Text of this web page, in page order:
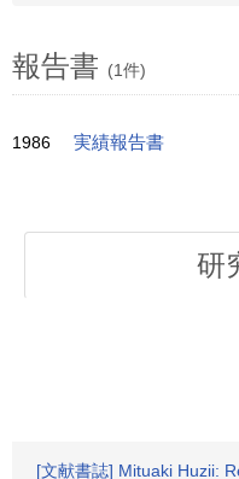
報告書 (1件)
1986 実績報告書
研
[文献書誌] Mituaki Huzii: